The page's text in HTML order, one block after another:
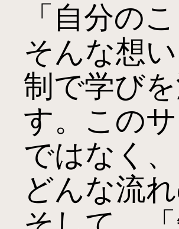
「自分の
そんな想
制で学び
す。この
ではなく
どんな流